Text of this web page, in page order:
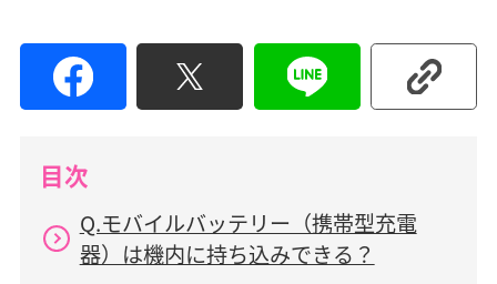
目次
Q.モバイルバッテリー（携帯型充電
器）は機内に持ち込みできる？